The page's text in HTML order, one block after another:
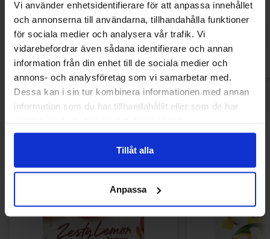
Vi använder enhetsidentifierare för att anpassa innehållet
och annonserna till användarna, tillhandahålla funktioner
för sociala medier och analysera vår trafik. Vi
vidarebefordrar även sådana identifierare och annan
information från din enhet till de sociala medier och
annons- och analysföretag som vi samarbetar med.
Dessa kan i sin tur kombinera informationen med annan
information som du har tillhandahållit eller som de har
Tillåt alla
Anpassa
34.99 kr
Kjøp
Andre kjøpte også